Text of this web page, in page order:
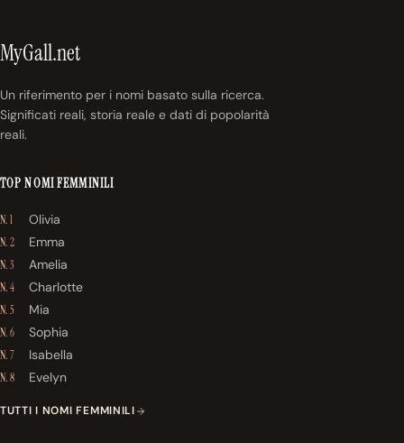
MyGall.net
Un riferimento per i nomi basato sulla ricerca.
Significati reali, storia reale e dati di popolarità
reali.
TOP NOMI FEMMINILI
N. 1 Olivia
N. 2 Emma
N. 3 Amelia
N. 4 Charlotte
N. 5 Mia
N. 6 Sophia
N. 7 Isabella
N. 8 Evelyn
TUTTI I NOMI FEMMINILI